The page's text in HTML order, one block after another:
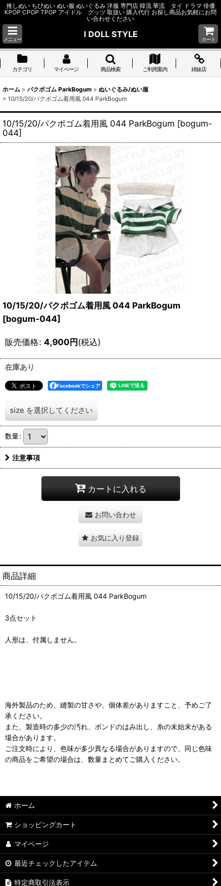
推しぬい ちびぬい ぬい服 ぬいぐるみ 洋服 専門店 韓流 華流 タイ ドラマ 俳優
KPOP CPOP TPOP アイドル グッツ 取扱い 購入代行 お探し商品お気軽にお問
い合わせください
メニュー
I DOLL STYLE
カート
カテゴリ マイページ 商品検索 ご利用案内 姉妹店
ホーム > パクボゴム ParkBogum > ぬいぐるみ/ぬい服
> 10/15/20/パクボゴム着用風 044 ParkBogum
10/15/20/パクボゴム着用風 044 ParkBogum [bogum-
044]
10/15/20/パクボゴム着用風 044 ParkBogum
[bogum-044]
販売価格: 4,900円(税込)
在庫あり
Facebookでシェア
size を選択してください
数量:
注意事項
カートに入れる
お問い合わせ
お気に入り登録
商品詳細
10/15/20/パクボゴム着用風 044 ParkBogum
3点セット
人形は、付属しません。
海外製品のため、縫製の甘さや、個体差がありますこと、予めご了
承ください。
また、製造時の多少の汚れ、ボンドのはみ出し、糸の未始末がある
場合があります。
ご注文時により、色味が多少異なる場合がありますので、同じ色味
の商品をご希望の場合は、数量まとめてご購入ください。
ホーム
ショッピングカート
マイページ
最近チェックしたアイテム
特定商取引法表示